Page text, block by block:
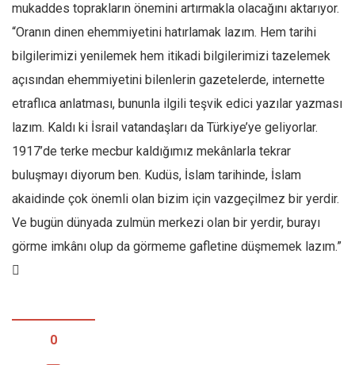
mukaddes toprakların önemini artırmakla olacağını aktarıyor.
“Oranın dinen ehemmiyetini hatırlamak lazım. Hem tarihi
bilgilerimizi yenilemek hem itikadi bilgilerimizi tazelemek
açısından ehemmiyetini bilenlerin gazetelerde, internette
etraflıca anlatması, bununla ilgili teşvik edici yazılar yazması
lazım. Kaldı ki İsrail vatandaşları da Türkiye’ye geliyorlar.
1917’de terke mecbur kaldığımız mekânlarla tekrar
buluşmayı diyorum ben. Kudüs, İslam tarihinde, İslam
akaidinde çok önemli olan bizim için vazgeçilmez bir yerdir.
Ve bugün dünyada zulmün merkezi olan bir yerdir, burayı
görme imkânı olup da görmeme gafletine düşmemek lazım.”

0